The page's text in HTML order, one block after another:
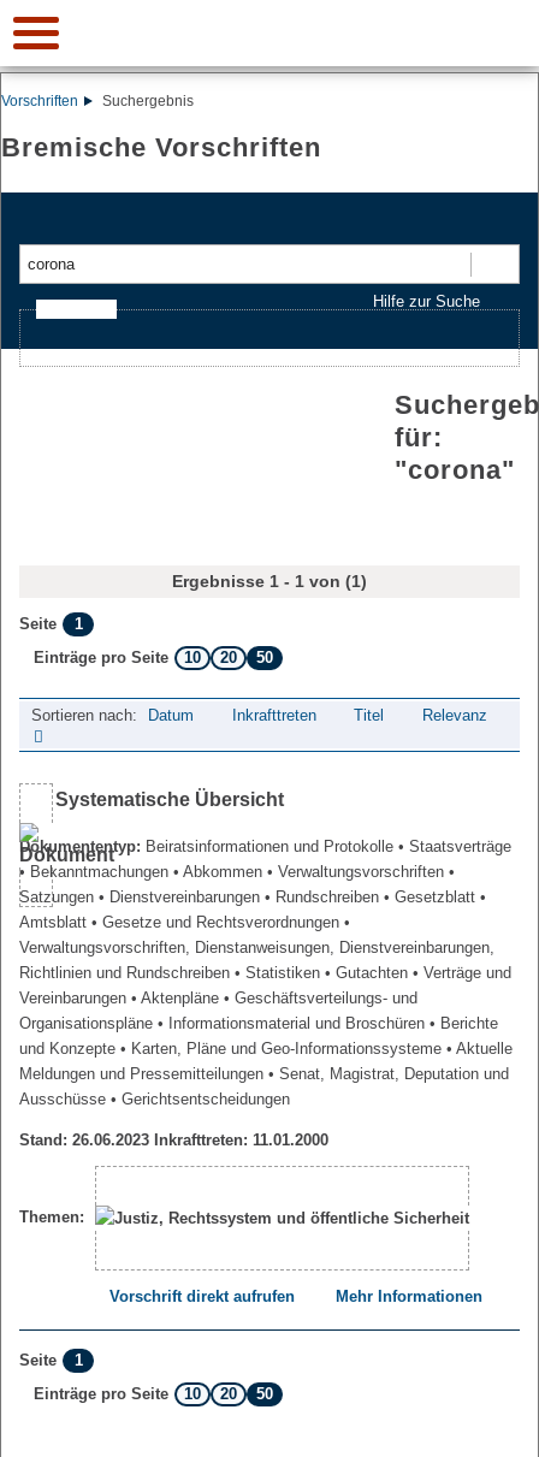
Vorschriften Suchergebnis
Bremische Vorschriften
Hilfe zur Suche
für:
"corona"
Ergebnisse 1 - 1 von (1)
Seite
1
Einträge pro Seite
10 20 50
Sortieren nach: Datum Inkrafttreten Titel Relevanz
Systematische Übersicht
Dokumententyp: Beiratsinformationen und Protokolle • Staatsverträge
• Bekanntmachungen • Abkommen • Verwaltungsvorschriften •
Satzungen • Dienstvereinbarungen • Rundschreiben • Gesetzblatt •
Amtsblatt • Gesetze und Rechtsverordnungen •
Verwaltungsvorschriften, Dienstanweisungen, Dienstvereinbarungen,
Richtlinien und Rundschreiben • Statistiken • Gutachten • Verträge und
Vereinbarungen • Aktenpläne • Geschäftsverteilungs- und
Organisationspläne • Informationsmaterial und Broschüren • Berichte
und Konzepte • Karten, Pläne und Geo-Informationssysteme • Aktuelle
Meldungen und Pressemitteilungen • Senat, Magistrat, Deputation und
Ausschüsse • Gerichtsentscheidungen
Stand: 26.06.2023 Inkrafttreten: 11.01.2000
Themen:
Vorschrift direkt aufrufen Mehr Informationen
Seite
1
Einträge pro Seite
10 20 50